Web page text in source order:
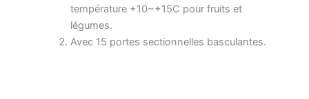
température +10~+15C pour fruits et
légumes.
Avec 15 portes sectionnelles basculantes.